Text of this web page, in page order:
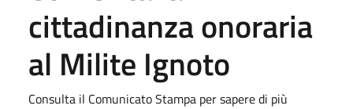
cittadinanza onoraria
al Milite Ignoto
Consulta il Comunicato Stampa per sapere di più